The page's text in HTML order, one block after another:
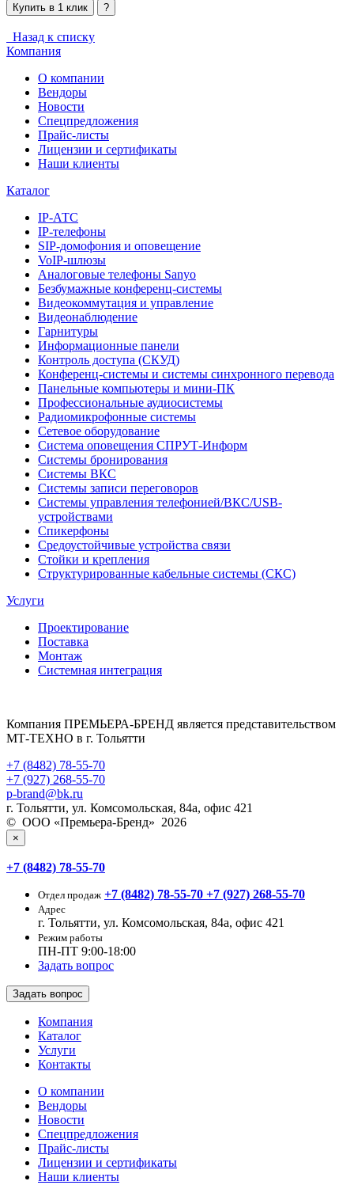
Купить в 1 клик
?
Назад к списку
Компания
О компании
Вендоры
Новости
Спецпредложения
Прайс-листы
Лицензии и сертификаты
Наши клиенты
Каталог
IP-АТС
IP-телефоны
SIP-домофония и оповещение
VoIP-шлюзы
Аналоговые телефоны Sanyo
Безбумажные конференц-системы
Видеокоммутация и управление
Видеонаблюдение
Гарнитуры
Информационные панели
Контроль доступа (СКУД)
Конференц-системы и системы синхронного перевода
Панельные компьютеры и мини-ПК
Профессиональные аудиосистемы
Радиомикрофонные системы
Сетевое оборудование
Система оповещения СПРУТ-Информ
Системы бронирования
Системы ВКС
Системы записи переговоров
Системы управления телефонией/ВКС/USB-
устройствами
Спикерфоны
Средоустойчивые устройства связи
Стойки и крепления
Структурированные кабельные системы (СКС)
Услуги
Проектирование
Поставка
Монтаж
Системная интеграция
Компания ПРЕМЬЕРА-БРЕНД является представительством
МТ-ТЕХНО в г. Тольятти
+7 (8482) 78-55-70
+7 (927) 268-55-70
p-brand@bk.ru
г. Тольятти, ул. Комсомольская, 84а, офис 421
© ООО «Премьера-Бренд» 2026
×
+7 (8482) 78-55-70
Отдел продаж +7 (8482) 78-55-70 +7 (927) 268-55-70
Адрес
г. Тольятти, ул. Комсомольская, 84а, офис 421
Режим работы
ПН-ПТ 9:00-18:00
Задать вопрос
Задать вопрос
Компания
Каталог
Услуги
Контакты
О компании
Вендоры
Новости
Спецпредложения
Прайс-листы
Лицензии и сертификаты
Наши клиенты